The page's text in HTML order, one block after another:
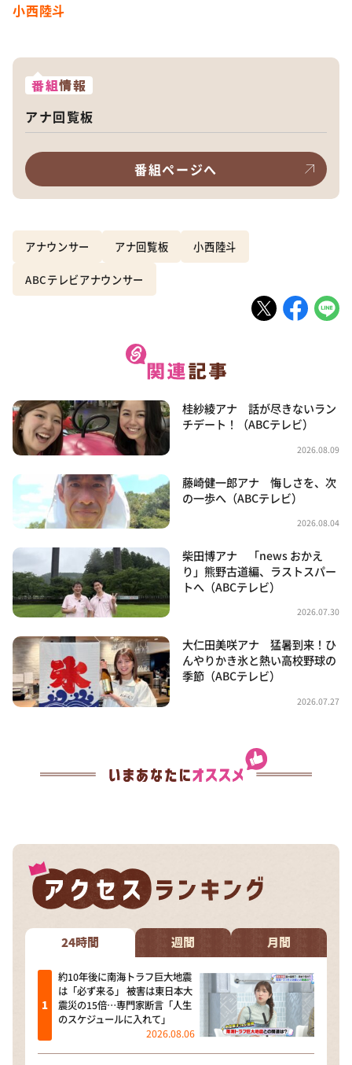
小西陸斗
番組情報
アナ回覧板
番組ページへ
アナウンサー アナ回覧板 小西陸斗
ABCテレビアナウンサー
桂紗綾アナ 話が尽きないラン
チデート！（ABCテレビ）
2026.08.09
藤崎健一郎アナ 悔しさを、次
の一歩へ（ABCテレビ）
2026.08.04
柴田博アナ 「news おかえ
り」熊野古道編、ラストスパー
トへ（ABCテレビ）
2026.07.30
大仁田美咲アナ 猛暑到来！ひ
んやりかき氷と熱い高校野球の
季節（ABCテレビ）
2026.07.27
24時間 週間 月間
約10年後に南海トラフ巨大地震
は「必ず来る」 被害は東日本大
震災の15倍…専門家断言「人生
のスケジュールに入れて」
2026.08.06